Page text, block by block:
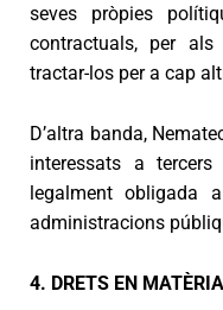
seves pròpies
contractuals, per als
tractar-los per a cap
D’altra banda,
interessats a
legalment obligada
administracions
4. DRETS EN